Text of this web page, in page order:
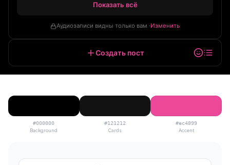
Показать всё
Аудиозаписи видны только вам ·Изменить
Создать пост
#000000
Background
#121212
Cards
#ec4899
Accent